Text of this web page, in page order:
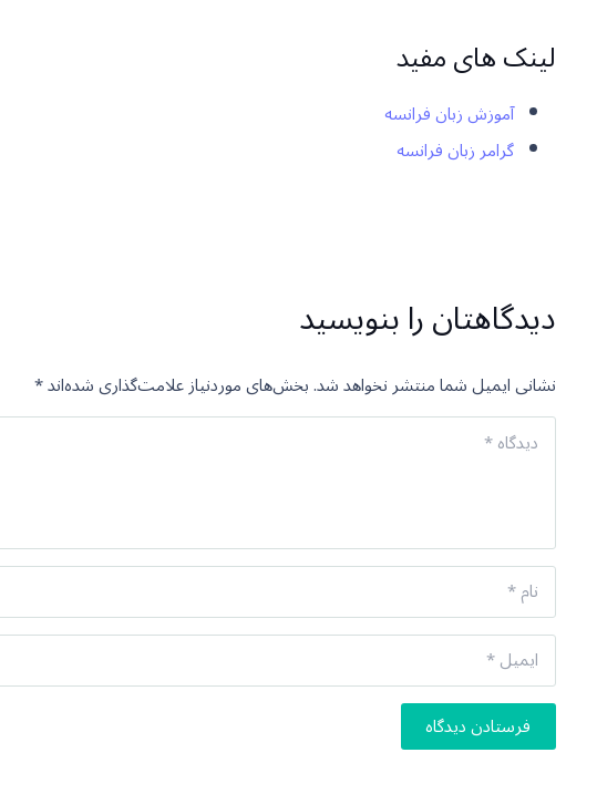
لینک های مفید
آموزش زبان فرانسه
گرامر زبان فرانسه
دیدگاهتان را بنویسید
نشانی ایمیل شما منتشر نخواهد شد.بخش‌های موردنیاز علامت‌گذاری شده‌اند*
فرستادن دیدگاه